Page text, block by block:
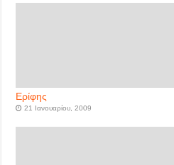
Ερίφης
21 Ιανουαρίου, 2009